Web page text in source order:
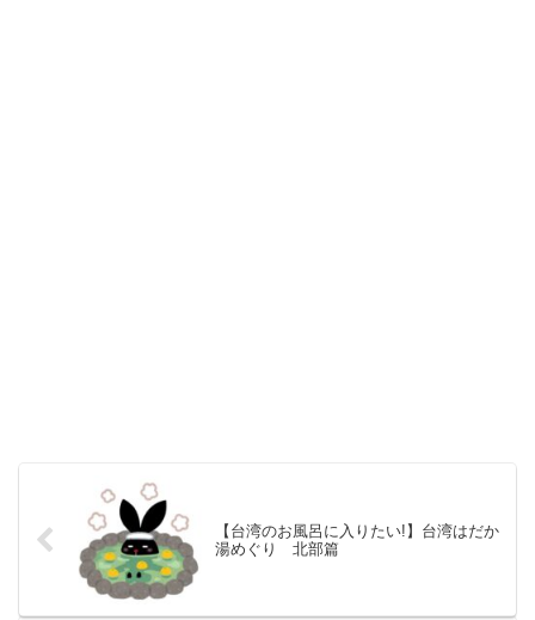
【台湾のお風呂に入りたい!】台湾はだか
湯めぐり 北部篇